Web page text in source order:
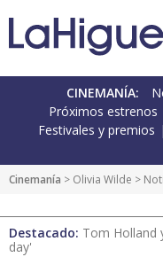
CINEMANÍA:
Próximos estrenos
Festivales y premios
Cinemanía > Olivia Wilde >
Destacado: Tom Holland
day'